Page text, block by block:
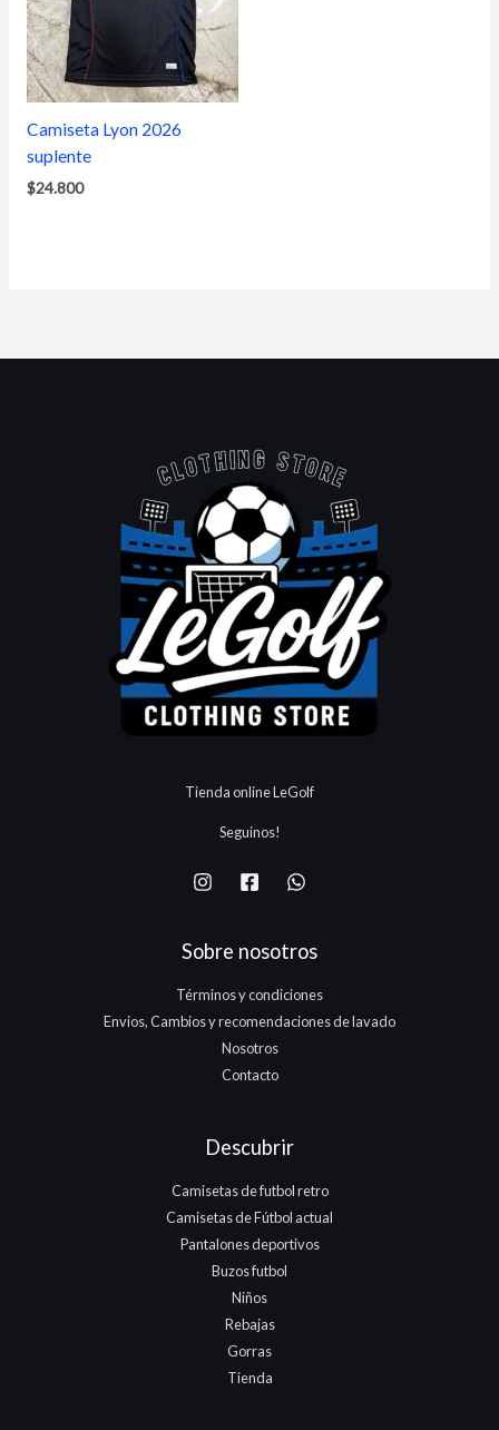
Camiseta Lyon 2026
suplente
$24.800
Tienda online LeGolf
Seguinos!
Sobre nosotros
Términos y condiciones
Envios, Cambios y recomendaciones de lavado
Nosotros
Contacto
Descubrir
Camisetas de futbol retro
Camisetas de Fútbol actual
Pantalones deportivos
Buzos futbol
Niños
Rebajas
Gorras
Tienda